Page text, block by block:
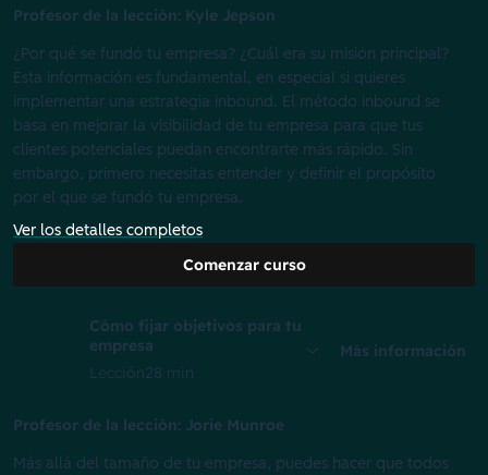
Profesor de la lección: Kyle Jepson
¿Por qué se fundó tu empresa? ¿Cuál era su misión principal?
Esta información es fundamental, en especial si quieres
implementar una estrategia inbound. El método inbound se
basa en mejorar la visibilidad de tu empresa para que tus
clientes potenciales puedan encontrarte más rápido. Sin
embargo, primero necesitas entender y definir el propósito
por el que se fundó tu empresa.
Ver los detalles completos
Comenzar curso
Cómo fijar objetivos para tu
empresa
Lección28 min
Más información
Profesor de la lección: Jorie Munroe
Más allá del tamaño de tu empresa, puedes hacer que todos